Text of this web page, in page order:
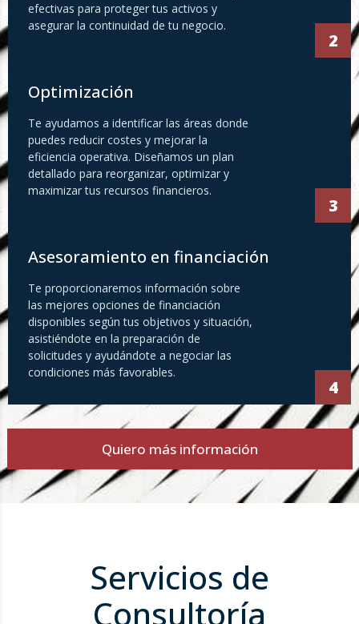
efectivas para proteger tus activos y
asegurar la continuidad de tu negocio.
2
Optimización
Te ayudamos a identificar las áreas donde
puedes reducir costes y mejorar la
eficiencia operativa. Diseñamos un plan
detallado para reorganizar, optimizar y
maximizar tus recursos financieros.
3
Asesoramiento en financiación
Te proporcionaremos información sobre
las mejores opciones de financiación
disponibles según tus objetivos y situación,
asistiéndote en la preparación de
solicitudes y ayudándote a negociar las
condiciones más favorables.
4
Quiero más información
Servicios de
Consultoría